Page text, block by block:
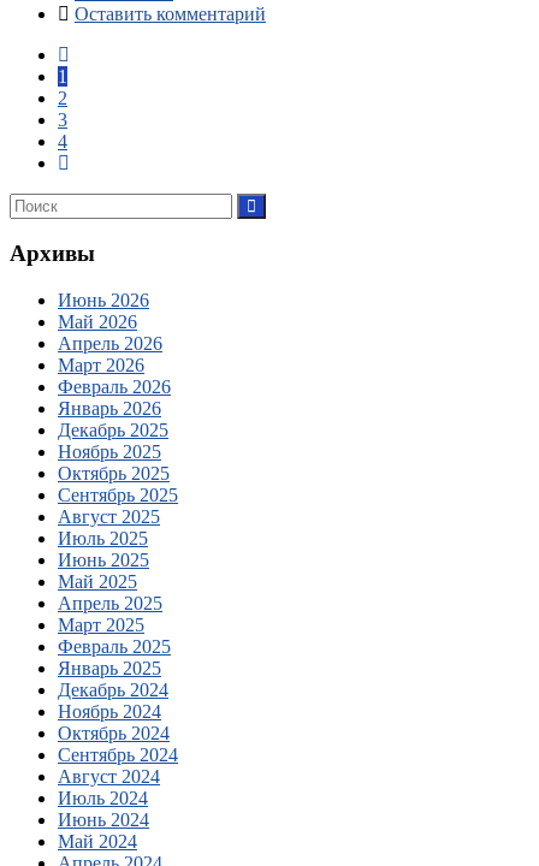
Оставить комментарий
1
2
3
4
Архивы
Июнь 2026
Май 2026
Апрель 2026
Март 2026
Февраль 2026
Январь 2026
Декабрь 2025
Ноябрь 2025
Октябрь 2025
Сентябрь 2025
Август 2025
Июль 2025
Июнь 2025
Май 2025
Апрель 2025
Март 2025
Февраль 2025
Январь 2025
Декабрь 2024
Ноябрь 2024
Октябрь 2024
Сентябрь 2024
Август 2024
Июль 2024
Июнь 2024
Май 2024